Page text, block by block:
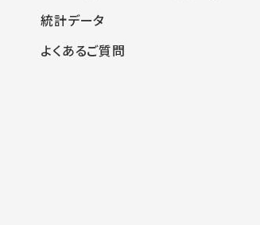
統計データ
よくあるご質問